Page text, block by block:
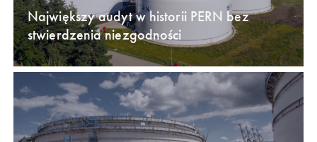
Największy audyt w historii PERN bez
stwierdzenia niezgodności